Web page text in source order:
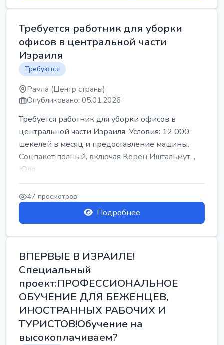
Требуется работник для уборки
офисов в центральной части
Израиля
Требуются
Рамла (Центр страны)
Опубликовано: 05.01.2026
Требуется работник для уборки офисов в
центральной части Израиля. Условия: 12 000
шекелей в месяц и предоставление машины.
Соцпакет полный, включая Керен Иштальмут. ,
Юля
47 просмотров
Подробнее
ВПЕРВЫЕ В ИЗРАИЛЕ!
Специальный
проект:ПРОФЕССИОНАЛЬНОЕ
ОБУЧЕНИЕ ДЛЯ БЕЖЕНЦЕВ,
ИНОСТРАННЫХ РАБОЧИХ И
ТУРИСТОВ!Обучение на
высокоплачиваем?